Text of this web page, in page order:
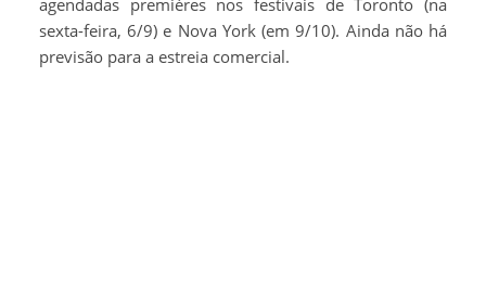
agendadas premières nos festivais de Toronto (na
sexta-feira, 6/9) e Nova York (em 9/10). Ainda não há
previsão para a estreia comercial.